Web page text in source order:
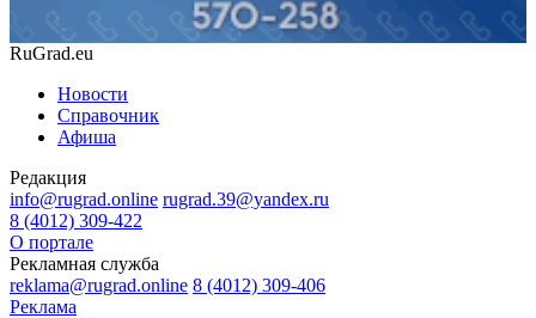
RuGrad.eu
Новости
Справочник
Афиша
Редакция
info@rugrad.online rugrad.39@yandex.ru
8 (4012) 309-422
О портале
Рекламная служба
reklama@rugrad.online 8 (4012) 309-406
Реклама